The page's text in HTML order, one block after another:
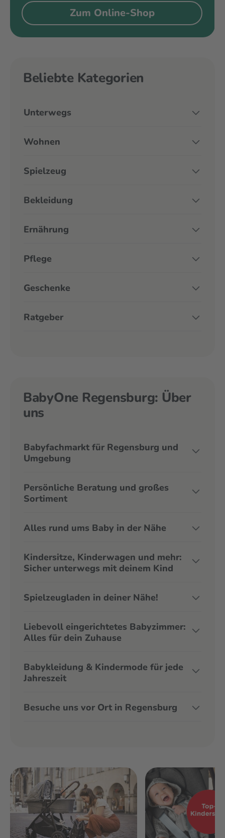
Zum Online-Shop
Beliebte Kategorien
Unterwegs
Wohnen
Spielzeug
Bekleidung
Ernährung
Pflege
Geschenke
Ratgeber
BabyOne Regensburg: Über
uns
Babyfachmarkt für Regensburg und
Umgebung
Persönliche Beratung und großes
Sortiment
Alles rund ums Baby in der Nähe
Kindersitze, Kinderwagen und mehr:
Sicher unterwegs mit deinem Kind
Spielzeugladen in deiner Nähe!
Liebevoll eingerichtetes Babyzimmer:
Alles für dein Zuhause
Babykleidung & Kindermode für jede
Jahreszeit
Besuche uns vor Ort in Regensburg